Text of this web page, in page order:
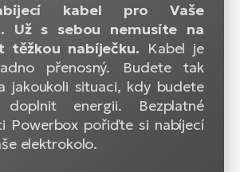
kabel pro Vaše
Už s sebou nemusíte na
těžkou nabíječku. Kabel je
přenosný. Budete tak
jakoukoli situaci, kdy budete
doplnit energii. Bezplatné
Powerbox pořiďte si nabíjecí
elektrokolo.